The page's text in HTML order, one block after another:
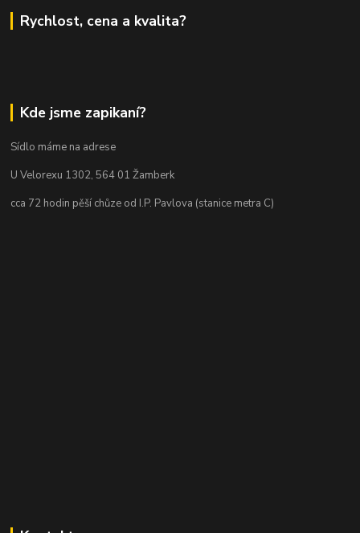
Rychlost, cena a kvalita?
Kde jsme zapikaní?
Sídlo máme na adrese
U Velorexu 1302, 564 01 Žamberk
cca 72 hodin pěší chůze od I.P. Pavlova (stanice metra C)